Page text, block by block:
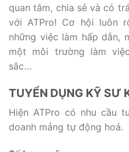
quan tâm, chia sẻ và có
với ATPro! Cơ hội luôn
những việc làm hấp dẫn,
một môi trường làm
sắc…
TUYỂN DỤNG KỸ SƯ
Hiện ATPro có nhu cầu
doanh mảng tự động hoá.